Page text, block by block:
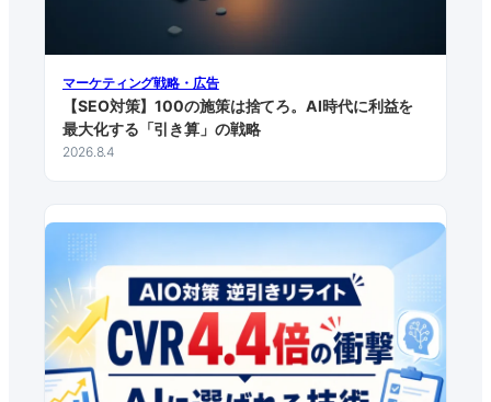
マーケティング戦略・広告
【SEO対策】100の施策は捨てろ。AI時代に利益を
最大化する「引き算」の戦略
2026.8.4